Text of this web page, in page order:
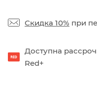
Скидка 10% при
Доступна
Red+